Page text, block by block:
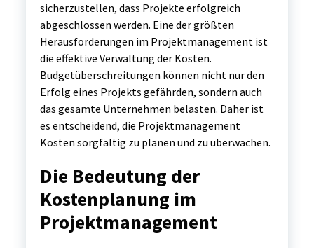
sicherzustellen, dass Projekte erfolgreich
abgeschlossen werden. Eine der größten
Herausforderungen im Projektmanagement ist
die effektive Verwaltung der Kosten.
Budgetüberschreitungen können nicht nur den
Erfolg eines Projekts gefährden, sondern auch
das gesamte Unternehmen belasten. Daher ist
es entscheidend, die Projektmanagement
Kosten sorgfältig zu planen und zu überwachen.
Die Bedeutung der
Kostenplanung im
Projektmanagement